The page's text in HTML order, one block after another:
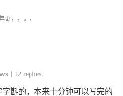
更，，。。
| 12 replies
斟酌，本来十分钟可以写完的